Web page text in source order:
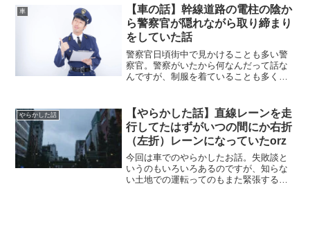
しょうか？その違いについて調べてみる
と・・・。
車
【車の話】幹線道路の電柱の陰か
ら警察官が隠れながら取り締まり
をしていた話
警察官日頃街中で見かけることも多い警
察官。警察がいたから何なんだって話な
んですが、制服を着ていることも多くそ
ど。何も悪いことをしていないのに、な
んだかドキッとするという人...
やらかした話
【やらかした話】直線レーンを走
行してたはずがいつの間にか右折
（左折）レーンになっていたorz
今回は車でのやらかしたお話。失敗談と
いうのもいろいろあるのですが、知らな
い土地での運転ってのもまた緊張するも